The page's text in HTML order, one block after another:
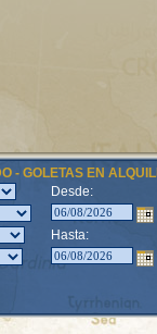
- GOLETAS EN
Desde:
Hasta: